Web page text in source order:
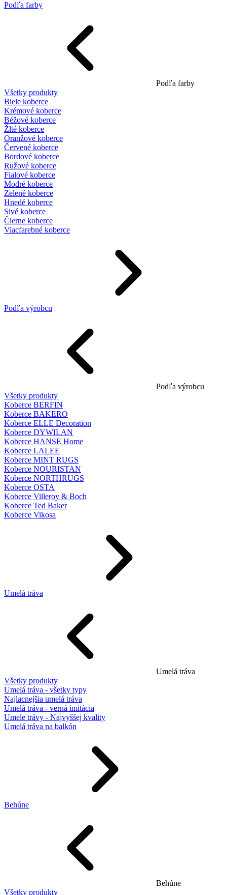
Podľa farby
Podľa farby
Všetky produkty
Biele koberce
Krémové koberce
Béžové koberce
Žlté koberce
Oranžové koberce
Červené koberce
Bordové koberce
Ružové koberce
Fialové koberce
Modré koberce
Zelené koberce
Hnedé koberce
Sivé koberce
Čierne koberce
Viacfarebné koberce
Podľa výrobcu
Podľa výrobcu
Všetky produkty
Koberce BERFIN
Koberce BAKERO
Koberce ELLE Decoration
Koberce DYWILAN
Koberce HANSE Home
Koberce LALEE
Koberce MINT RUGS
Koberce NOURISTAN
Koberce NORTHRUGS
Koberce OSTA
Koberce Villeroy & Boch
Koberce Ted Baker
Koberce Vikosa
Umelá tráva
Umelá tráva
Všetky produkty
Umelá tráva - všetky typy
Najlacnejšia umelá tráva
Umelá tráva - verná imitácia
Umele trávy - Najvyššej kvality
Umelá tráva na balkón
Behúne
Behúne
Všetky produkty